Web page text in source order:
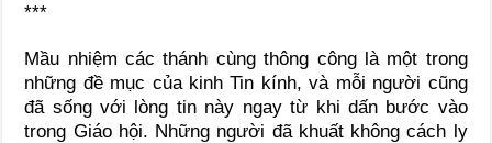
***
Mầu nhiệm các thánh cùng thông công là một trong
những đề mục của kinh Tin kính, và mỗi người cũng
đã sống với lòng tin này ngay từ khi dấn bước vào
trong Giáo hội. Những người đã khuất không cách ly